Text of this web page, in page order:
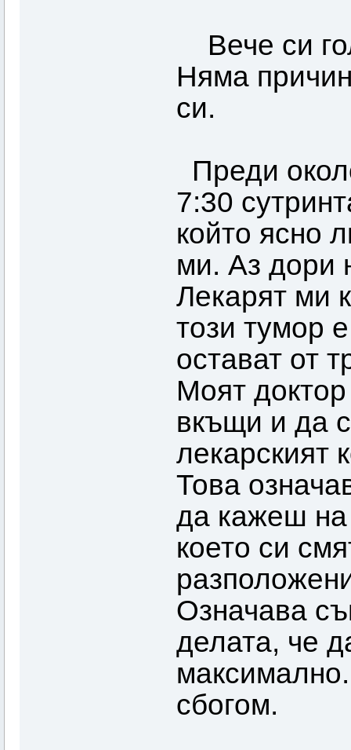
Вече си
Няма
си.
Преди
7:30
който ясно
ми. Аз дори
Лекарят ми
този тумор
остават от
Моят
вкъщи и да
лекарският
Това
да кажеш на
което си
Означава
делата, че
сбогом.